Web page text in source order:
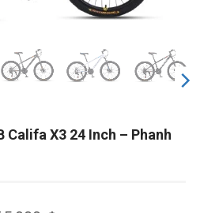
Califa X3 24 Inch – Phanh